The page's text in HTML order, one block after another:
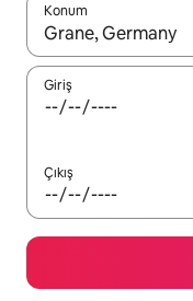
Konum
Sonuçlar
Giriş
Çıkış